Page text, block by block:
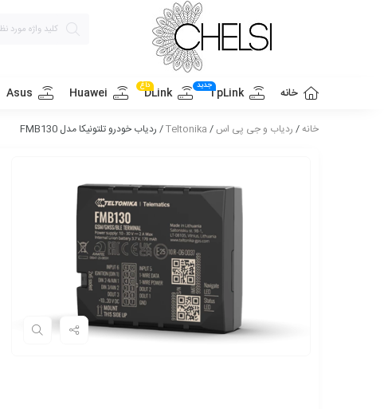
خانه TpLinkجدید DLinkداغ Huawei
Asus
خانه/ ردیاب و جی پی اس/
Teltonika/ ردیاب خودرو تلتونیکا مدل FMB130